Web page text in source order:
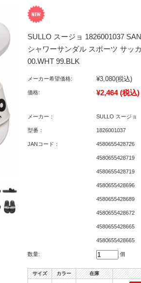
SULLO スージョ 1826001037
シャワーサンダル スポーツ サッ
00.WHT 99.BLK
メーカー希望価格: ¥3,080(税込)
価格: ¥2,464 (税込)
メーカー： SULLO スージョ
型番： 1826001037
JANコード： 4580655428726
4580655428719
4580655428719
4580655428696
4580655428689
4580655428672
4580655428665
4580655428665
数量: 個
サイズ カラー 在庫